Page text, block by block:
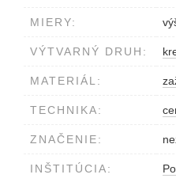
MIERY:
VÝTVARNÝ DRUH:
MATERIÁL:
TECHNIKA:
ZNAČENIE:
INŠTITÚCIA: